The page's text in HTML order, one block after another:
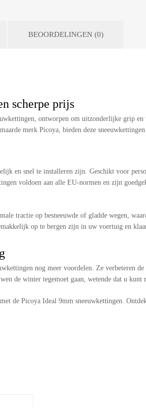
BEOORDELINGEN (0)
scherpe prijs
ontworpen om uitzonderlijke grip
merk Picoya, bieden deze
en snel te installeren zijn. Geschikt voor
voldoen aan alle EU-normen en zijn
tractie op besneeuwde of gladde wegen,
op te bergen zijn in uw voertuig en
nog meer voordelen. Ze verbeteren
de winter tegemoet gaan, wetende dat u kunt
de Picoya Ideal 9mm sneeuwkettingen.